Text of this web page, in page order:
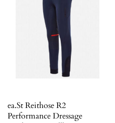
ea.St Reithose R2
Performance Dressage